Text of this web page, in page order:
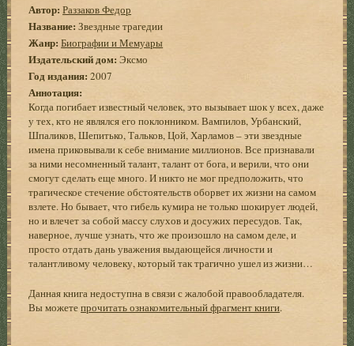
Автор: Раззаков Федор
Название: Звездные трагедии
Жанр: Биографии и Мемуары
Издательский дом: Эксмо
Год издания: 2007
Аннотация:
Когда погибает известный человек, это вызывает шок у всех, даже
у тех, кто не являлся его поклонником. Вампилов, Урбанский,
Шпаликов, Шепитько, Тальков, Цой, Харламов – эти звездные
имена приковывали к себе внимание миллионов. Все признавали
за ними несомненный талант, талант от бога, и верили, что они
смогут сделать еще много. И никто не мог предположить, что
трагическое стечение обстоятельств оборвет их жизни на самом
взлете. Но бывает, что гибель кумира не только шокирует людей,
но и влечет за собой массу слухов и досужих пересудов. Так,
наверное, лучше узнать, что же произошло на самом деле, и
просто отдать дань уважения выдающейся личности и
талантливому человеку, который так трагично ушел из жизни…
Данная книга недоступна в связи с жалобой правообладателя.
Вы можетепрочитать ознакомительный фрагмент книги.